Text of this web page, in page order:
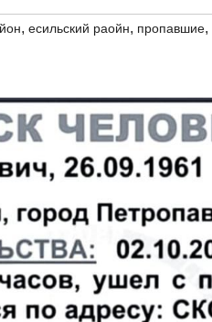
, есильский раойн, пропавшие,